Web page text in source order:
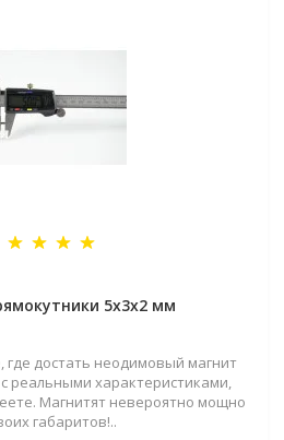
5x3x2 мм
где достать неодимовый магнит
реальными характеристиками,
Магнитят невероятно мощно
габаритов!..